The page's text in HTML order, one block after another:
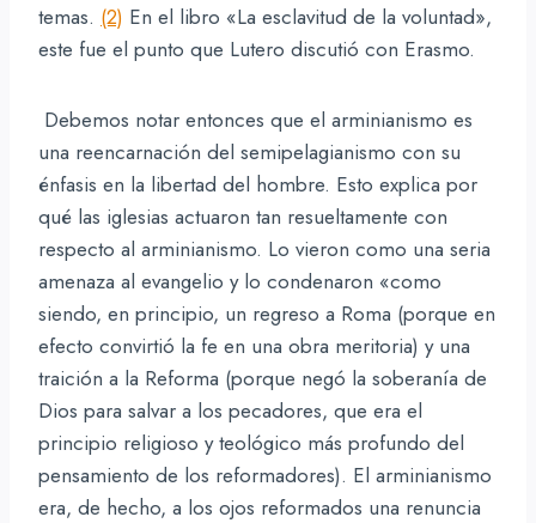
temas. (2) En el libro «La esclavitud de la voluntad»,
este fue el punto que Lutero discutió con Erasmo.
Debemos notar entonces que el arminianismo es
una reencarnación del semipelagianismo con su
énfasis en la libertad del hombre. Esto explica por
qué las iglesias actuaron tan resueltamente con
respecto al arminianismo. Lo vieron como una seria
amenaza al evangelio y lo condenaron «como
siendo, en principio, un regreso a Roma (porque en
efecto convirtió la fe en una obra meritoria) y una
traición a la Reforma (porque negó la soberanía de
Dios para salvar a los pecadores, que era el
principio religioso y teológico más profundo del
pensamiento de los reformadores). El arminianismo
era, de hecho, a los ojos reformados una renuncia